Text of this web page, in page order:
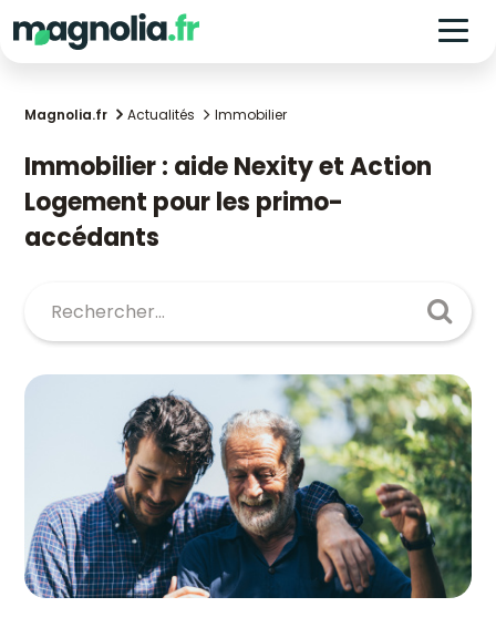
Magnolia.fr Actualités Immobilier
Immobilier : aide Nexity et Action
Logement pour les primo-
accédants